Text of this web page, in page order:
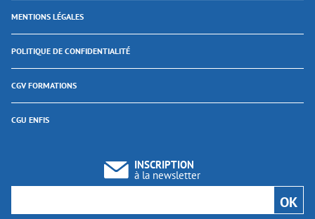
MENTIONS LÉGALES
POLITIQUE DE CONFIDENTIALITÉ
CGV FORMATIONS
CGU ENFIS
INSCRIPTION
à la newsletter